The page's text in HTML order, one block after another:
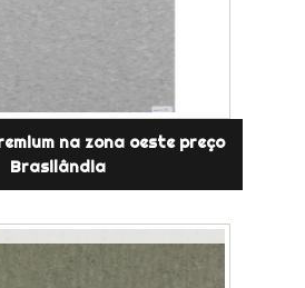
na zona oeste preço
Brasilândia